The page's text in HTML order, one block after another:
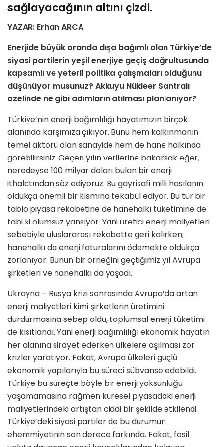
sağlayacağının altını çizdi.
YAZAR: Erhan ARCA
Enerjide büyük oranda dışa bağımlı olan Türkiye’de
siyasi partilerin yeşil enerjiye geçiş doğrultusunda
kapsamlı ve yeterli politika çalışmaları olduğunu
düşünüyor musunuz? Akkuyu Nükleer Santralı
özelinde ne gibi adımların atılması planlanıyor?
Türkiye’nin enerji bağımlılığı hayatımızın birçok
alanında karşımıza çıkıyor. Bunu hem kalkınmanın
temel aktörü olan sanayide hem de hane halkında
görebilirsiniz. Geçen yılın verilerine bakarsak eğer,
neredeyse 100 milyar doları bulan bir enerji
ithalatından söz ediyoruz. Bu gayrisafi milli hasılanın
oldukça önemli bir kısmına tekabül ediyor. Bu tür bir
tablo piyasa rekabetine de hanehalkı tüketimine de
tabi ki olumsuz yansıyor. Yani üretici enerji maliyetleri
sebebiyle uluslararası rekabette geri kalırken;
hanehalkı da enerji faturalarını ödemekte oldukça
zorlanıyor. Bunun bir örneğini geçtiğimiz yıl Avrupa
şirketleri ve hanehalkı da yaşadı.
Ukrayna – Rusya krizi sonrasında Avrupa’da artan
enerji maliyetleri kimi şirketlerin üretimini
durdurmasına sebep oldu, toplumsal enerji tüketimi
de kısıtlandı. Yani enerji bağımlılığı ekonomik hayatın
her alanına sirayet ederken ülkelere aşılması zor
krizler yaratıyor. Fakat, Avrupa ülkeleri güçlü
ekonomik yapılarıyla bu süreci sübvanse edebildi.
Türkiye bu süreçte böyle bir enerji yoksunluğu
yaşamamasına rağmen küresel piyasadaki enerji
maliyetlerindeki artıştan ciddi bir şekilde etkilendi.
Türkiye’deki siyasi partiler de bu durumun
ehemmiyetinin son derece farkında. Fakat, fosil